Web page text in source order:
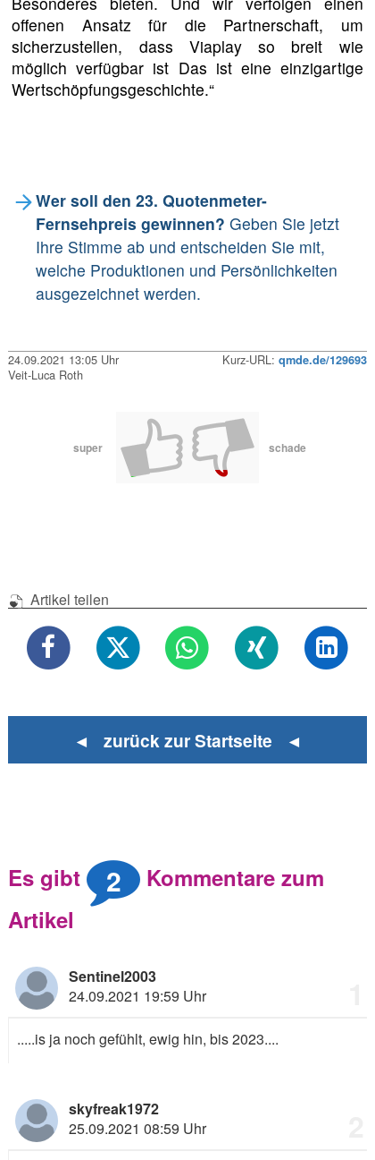
offenen Ansatz für die Partnerschaft, um
sicherzustellen, dass Viaplay so breit wie
möglich verfügbar ist Das ist eine einzigartige
Wertschöpfungsgeschichte.“
Wer soll den 23. Quotenmeter-
Fernsehpreis gewinnen? Geben Sie jetzt
Ihre Stimme ab und entscheiden Sie mit,
welche Produktionen und Persönlichkeiten
ausgezeichnet werden.
24.09.2021 13:05 Uhr Kurz-URL: qmde.de/129693
Veit-Luca Roth
super schade
Artikel teilen
◄ zurück zur Startseite ◄
Es gibt 2
Kommentare zum
Artikel
Sentinel2003
24.09.2021 19:59 Uhr
.....is ja noch gefühlt, ewig hin, bis 2023....
skyfreak1972
25.09.2021 08:59 Uhr